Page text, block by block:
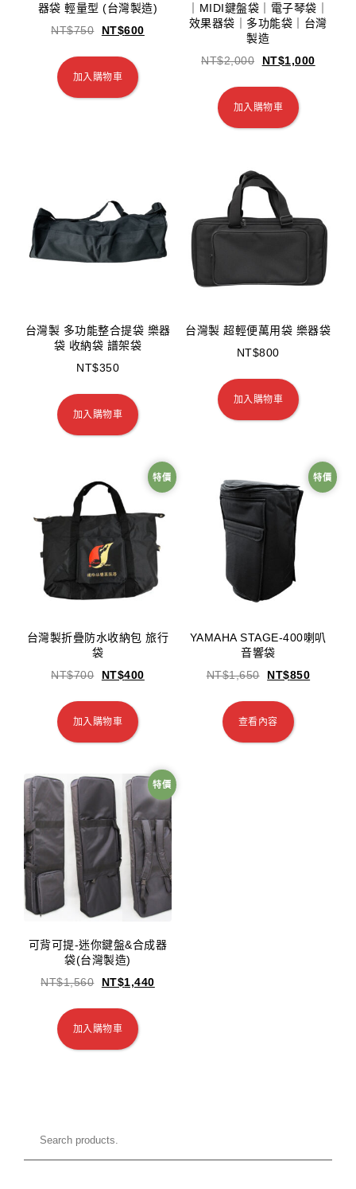
器袋 輕量型 (台灣製造)
NT$750 NT$600
加入購物車
｜MIDI鍵盤袋｜電子琴袋｜
效果器袋｜多功能袋｜台灣
製造
NT$2,000 NT$1,000
加入購物車
台灣製 多功能整合提袋 樂器
袋 收納袋 譜架袋
NT$350
加入購物車
台灣製 超輕便萬用袋 樂器袋
NT$800
加入購物車
特價
台灣製折疊防水收納包 旅行
袋
NT$700 NT$400
加入購物車
特價
YAMAHA STAGE-400喇叭
音響袋
NT$1,650 NT$850
查看內容
特價
可背可提-迷你鍵盤&合成器
袋(台灣製造)
NT$1,560 NT$1,440
加入購物車